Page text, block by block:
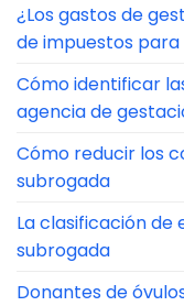
¿Los gastos de
de impuestos para
Cómo identificar
agencia de
Cómo reducir los
subrogada
La clasificación de
subrogada
Donantes de